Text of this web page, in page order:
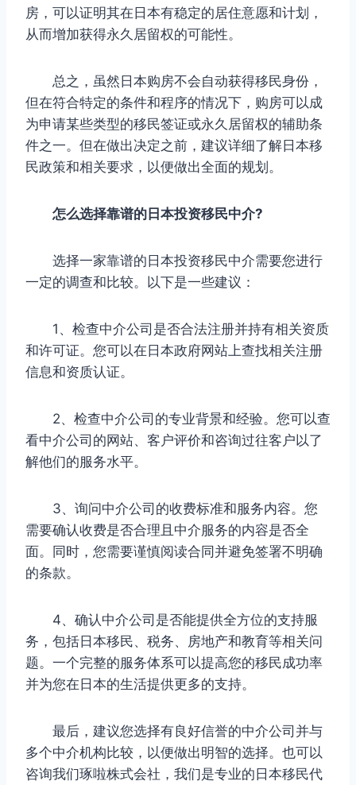
房，可以证明其在日本有稳定的居住意愿和计划，
从而增加获得永久居留权的可能性。
总之，虽然日本购房不会自动获得移民身份，
但在符合特定的条件和程序的情况下，购房可以成
为申请某些类型的移民签证或永久居留权的辅助条
件之一。但在做出决定之前，建议详细了解日本移
民政策和相关要求，以便做出全面的规划。
怎么选择靠谱的日本投资移民中介?
选择一家靠谱的日本投资移民中介需要您进行
一定的调查和比较。以下是一些建议：
1、检查中介公司是否合法注册并持有相关资质
和许可证。您可以在日本政府网站上查找相关注册
信息和资质认证。
2、检查中介公司的专业背景和经验。您可以查
看中介公司的网站、客户评价和咨询过往客户以了
解他们的服务水平。
3、询问中介公司的收费标准和服务内容。您
需要确认收费是否合理且中介服务的内容是否全
面。同时，您需要谨慎阅读合同并避免签署不明确
的条款。
4、确认中介公司是否能提供全方位的支持服
务，包括日本移民、税务、房地产和教育等相关问
题。一个完整的服务体系可以提高您的移民成功率
并为您在日本的生活提供更多的支持。
最后，建议您选择有良好信誉的中介公司并与
多个中介机构比较，以便做出明智的选择。也可以
咨询我们琢啦株式会社，我们是专业的日本移民代